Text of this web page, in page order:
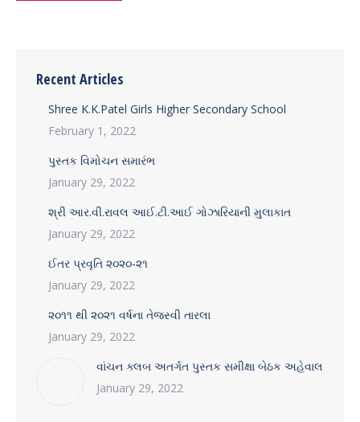
Recent Articles
Shree K.K.Patel Girls Higher Secondary School
February 1, 2022
પુસ્તક વિમોચન સમારંભ
January 29, 2022
શ્રી આર.વી.રાવલ આઈ.ટી.આઈ ગોઝારિયાની મુલાકાત
January 29, 2022
ઈતર પ્રવૃતિ ૨૦૨૦-૨૧
January 29, 2022
૨૦૧૧ થી ૨૦૨૧ વર્ષના તેજસ્વી તારલા
January 29, 2022
વાંચન ક્લબ અતર્ગત પુસ્તક સમીક્ષા બેઠક અહેવાલ
January 29, 2022